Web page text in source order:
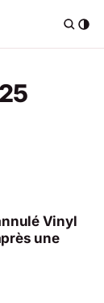
Vinyl
une